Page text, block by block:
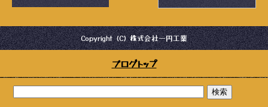
Copyright (C) 株式会社一円工業
ブログトップ